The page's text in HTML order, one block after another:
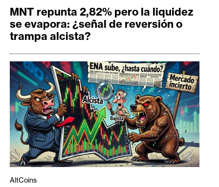
MNT repunta 2,82% pero la liquidez
se evapora: ¿señal de reversión o
trampa alcista?
AltCoins